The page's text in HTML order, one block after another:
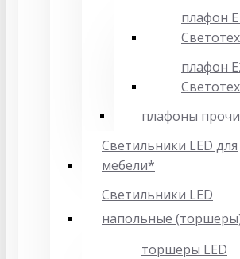
плафон
плафон
плафоны
Светильники LED для
мебели*
Светильники LED
напольные
торшеры LED